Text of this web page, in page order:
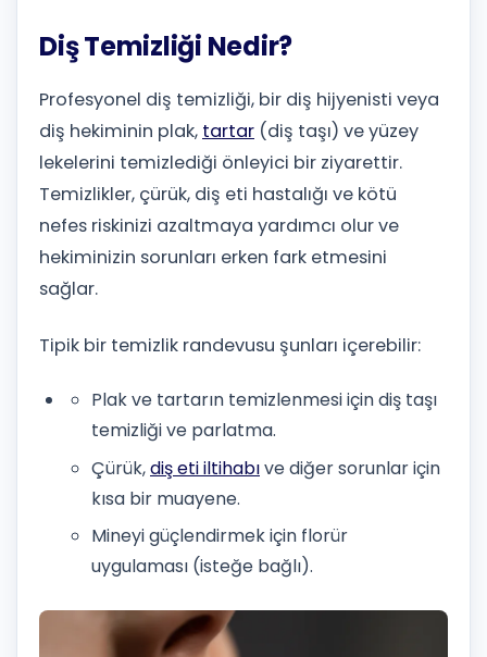
Diş Temizliği Nedir?
Profesyonel diş temizliği, bir diş hijyenisti veya
diş hekiminin plak, tartar (diş taşı) ve yüzey
lekelerini temizlediği önleyici bir ziyarettir.
Temizlikler, çürük, diş eti hastalığı ve kötü
nefes riskinizi azaltmaya yardımcı olur ve
hekiminizin sorunları erken fark etmesini
sağlar.
Tipik bir temizlik randevusu şunları içerebilir:
Plak ve tartarın temizlenmesi için diş taşı
temizliği ve parlatma.
Çürük,diş eti iltihabıve diğer sorunlar için
kısa bir muayene.
Mineyi güçlendirmek için florür
uygulaması (isteğe bağlı).